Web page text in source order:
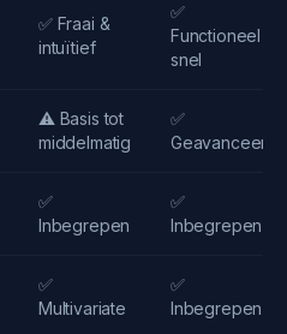
✅ Fraai &
intuïtief
✅
Functioneel &
snel
⚠️ Basis tot
middelmatig
✅
Geavanceerd
✅
Inbegrepen
✅
Inbegrepen
✅
Multivariate
✅
Inbegrepen